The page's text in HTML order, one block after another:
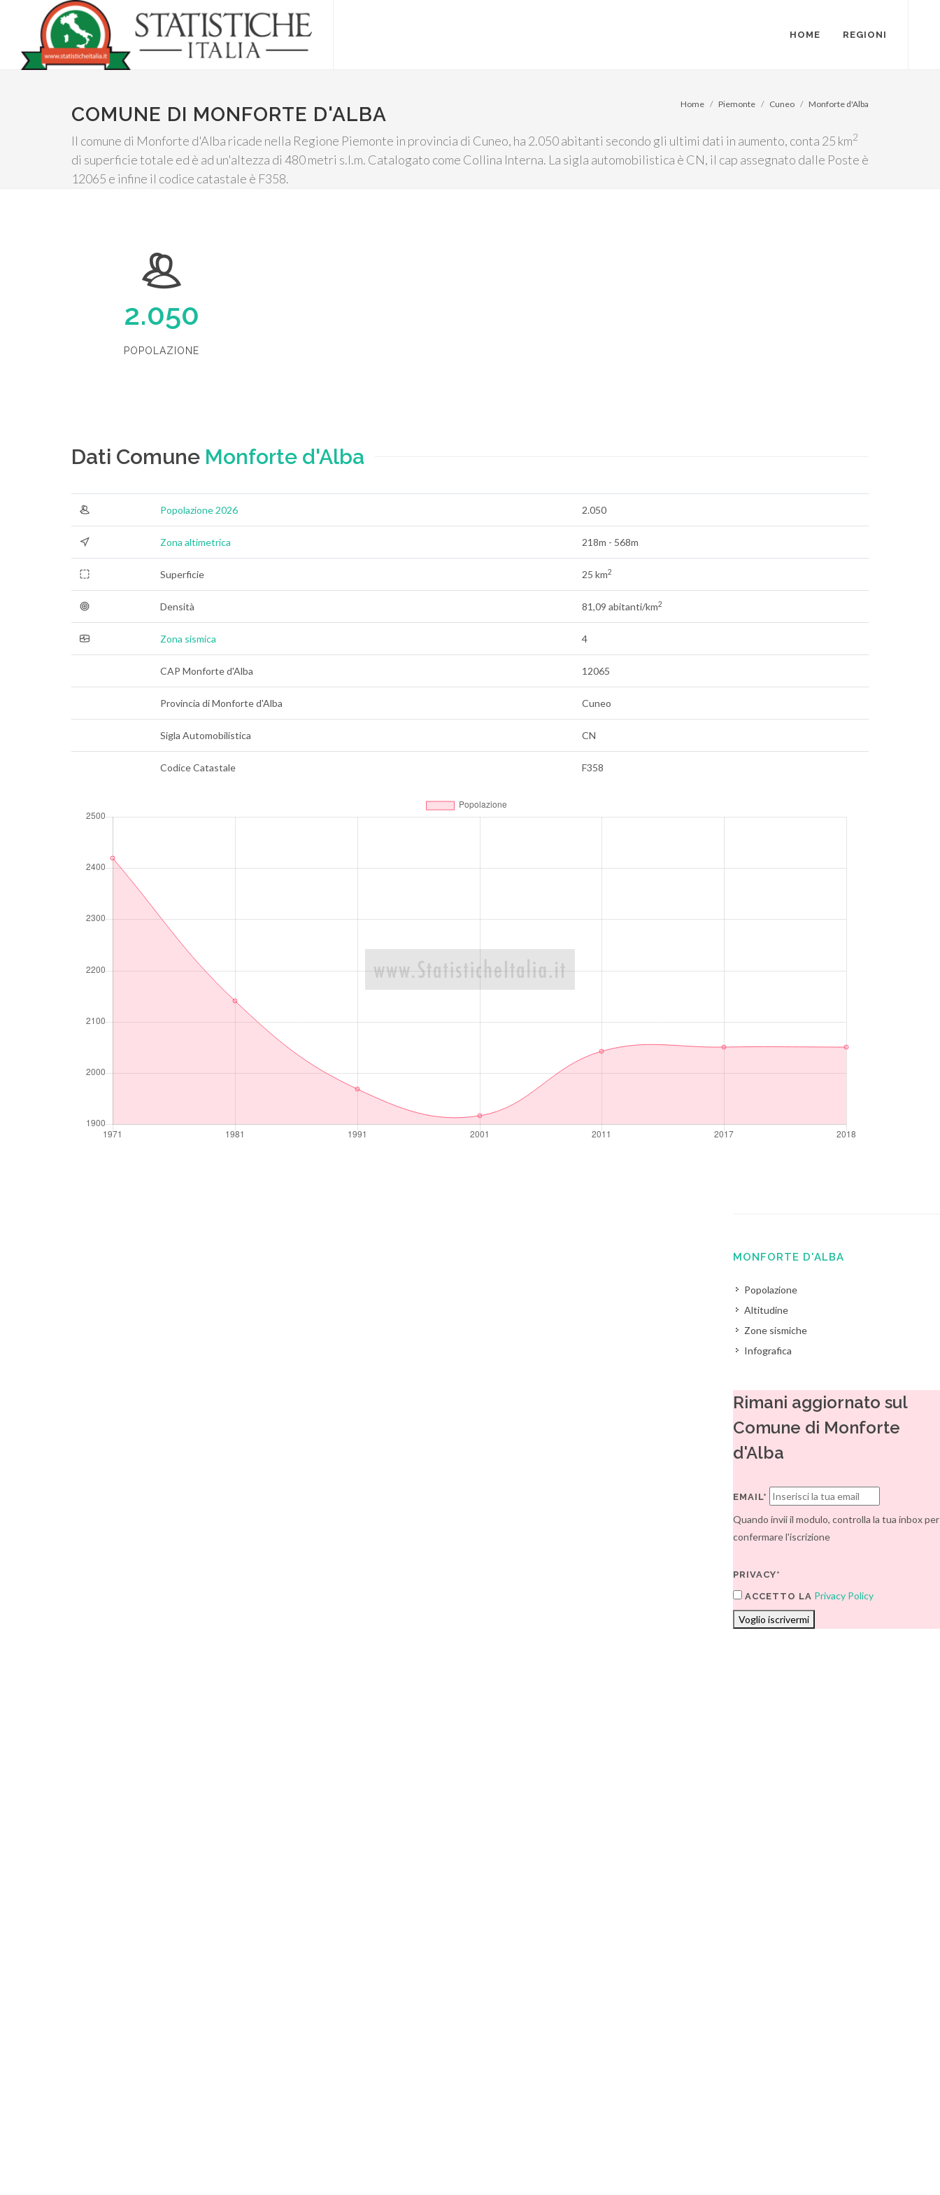
HOME REGIONI
COMUNE DI MONFORTE D'ALBA
Il comune di Monforte d'Alba ricade nella Regione Piemonte in provincia di Cuneo, ha 2.050 abitanti secondo gli ultimi dati in aumento, conta 25 km2
di superficie totale ed è ad un'altezza di 480 metri s.l.m. Catalogato come Collina Interna. La sigla automobilistica è CN, il cap assegnato dalle Poste è
12065 e infine il codice catastale è F358.
Home Piemonte Cuneo Monforte d'Alba
2.050
POPOLAZIONE
Dati Comune Monforte d'Alba
Popolazione 2026 2.050
Zona altimetrica 218m - 568m
Superficie 25 km2
Densità 81,09 abitanti/km2
Zona sismica 4
CAP Monforte d'Alba 12065
Provincia di Monforte d'Alba Cuneo
Sigla Automobilistica CN
Codice Catastale F358
MONFORTE D'ALBA
Popolazione
Altitudine
Zone sismiche
Infografica
Rimani aggiornato sul
Comune di Monforte
d'Alba
EMAIL*
Quando invii il modulo, controlla la tua inbox per
confermare l'iscrizione
PRIVACY*
ACCETTO LA Privacy Policy
Voglio iscrivermi